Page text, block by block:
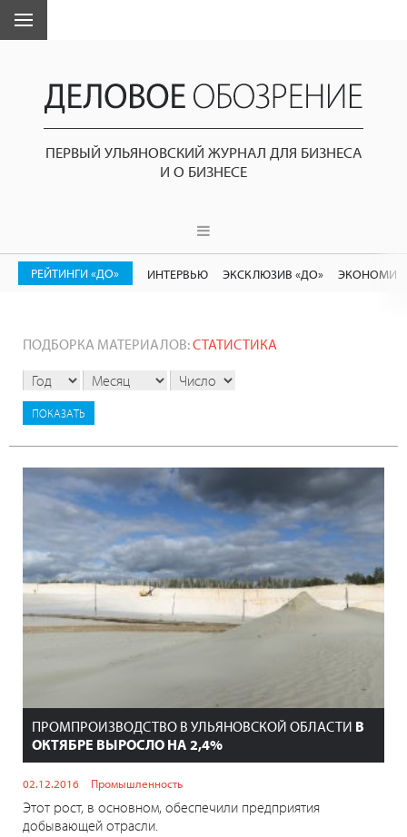
ПЕРВЫЙ УЛЬЯНОВСКИЙ ЖУРНАЛ ДЛЯ БИЗНЕСА
И О БИЗНЕСЕ
РЕЙТИНГИ «ДО» ИНТЕРВЬЮ ЭКСКЛЮЗИВ «ДО»
ПОДБОРКА МАТЕРИАЛОВ:СТАТИСТИКА
ПРОМПРОИЗВОДСТВО В УЛЬЯНОВСКОЙ ОБЛАСТИ В
ОКТЯБРЕ ВЫРОСЛО НА 2,4%
02.12.2016 Промышленность
Этот рост, в основном, обеспечили предприятия
добывающей отрасли.